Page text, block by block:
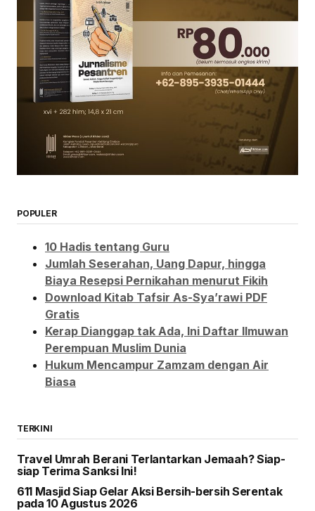
POPULER
10 Hadis tentang Guru
Jumlah Seserahan, Uang Dapur, hingga
Biaya Resepsi Pernikahan menurut Fikih
Download Kitab Tafsir As-Sya’rawi PDF
Gratis
Kerap Dianggap tak Ada, Ini Daftar Ilmuwan
Perempuan Muslim Dunia
Hukum Mencampur Zamzam dengan Air
Biasa
TERKINI
Travel Umrah Berani Terlantarkan Jemaah? Siap-
siap Terima Sanksi Ini!
611 Masjid Siap Gelar Aksi Bersih-bersih Serentak
pada 10 Agustus 2026